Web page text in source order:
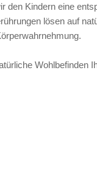
den Kindern eine
lösen auf
Wohlbefinden